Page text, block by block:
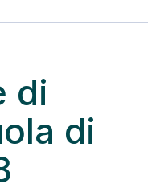
di
di